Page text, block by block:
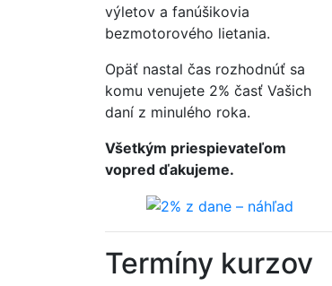
výletov a fanúšikovia
bezmotorového lietania.
Opäť nastal čas rozhodnúť sa
komu venujete 2% časť Vašich
daní z minulého roka.
Všetkým priespievateľom
vopred ďakujeme.
Termíny kurzov